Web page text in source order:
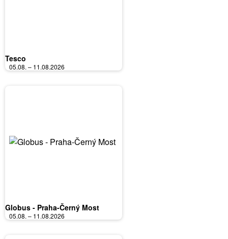
Tesco
05.08. – 11.08.2026
Globus - Praha-Černý Most
05.08. – 11.08.2026